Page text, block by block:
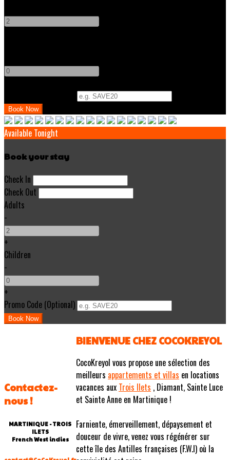
Available Tonight
Book your stay
Check In
Check Out
Adults
-
+
Children
-
+
Promo Code (Optional)
Contactez-
nous !
MARTINIQUE - TROIS
ILETS
French West indies
BIENVENUE CHEZ COCOKREYOL
CocoKreyol vous propose une sélection des
meilleurs appartements et villas en locations
vacances aux Trois Ilets , Diamant, Sainte Luce
et Sainte Anne en Martinique !
Farniente, émerveillement, dépaysement et
douceur de vivre, venez vous régénérer sur
cette île des Antilles françaises (F.W.I) où la